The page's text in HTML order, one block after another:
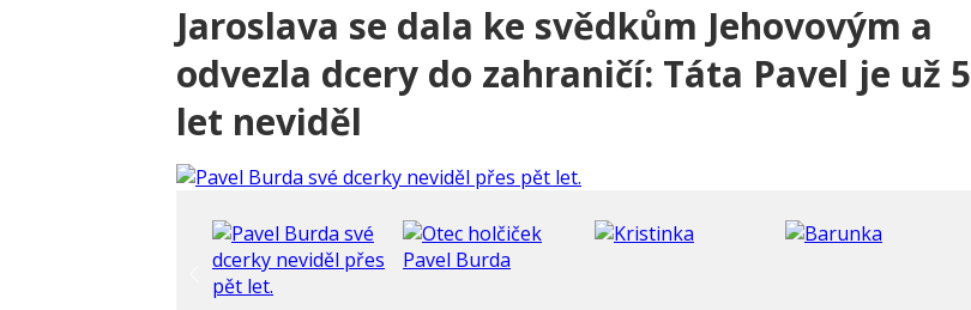
Jaroslava se dala ke svědkům Jehovovým a
odvezla dcery do zahraničí: Táta Pavel je už 5
let neviděl